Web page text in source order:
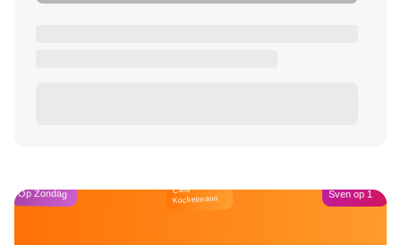
Op Zondag Café
Kockelmann Sven op 1